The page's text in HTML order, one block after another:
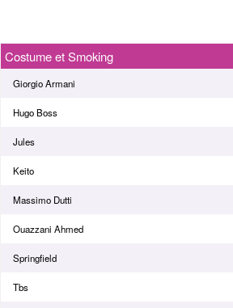
Costume et Smoking
Giorgio Armani
Hugo Boss
Jules
Keito
Massimo Dutti
Ouazzani Ahmed
Springfield
Tbs